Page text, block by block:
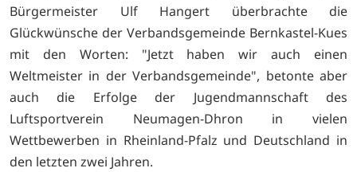
Bürgermeister Ulf Hangert überbrachte die
Glückwünsche der Verbandsgemeinde Bernkastel-Kues
mit den Worten: "Jetzt haben wir auch einen
Weltmeister in der Verbandsgemeinde", betonte aber
auch die Erfolge der Jugendmannschaft des
Luftsportverein Neumagen-Dhron in vielen
Wettbewerben in Rheinland-Pfalz und Deutschland in
den letzten zwei Jahren.